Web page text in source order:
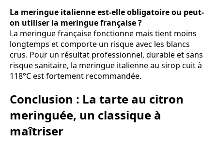
La meringue italienne est-elle obligatoire ou peut-
on utiliser la meringue française ?
La meringue française fonctionne mais tient moins
longtemps et comporte un risque avec les blancs
crus. Pour un résultat professionnel, durable et sans
risque sanitaire, la meringue italienne au sirop cuit à
118°C est fortement recommandée.
Conclusion : La tarte au citron
meringuée, un classique à
maîtriser